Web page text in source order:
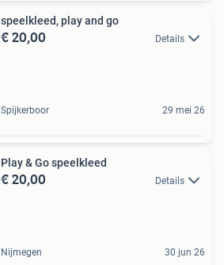
speelkleed, play and go
€ 20,00 Details
Spijkerboor 29 mei 26
Play & Go speelkleed
€ 20,00 Details
Nijmegen 30 jun 26